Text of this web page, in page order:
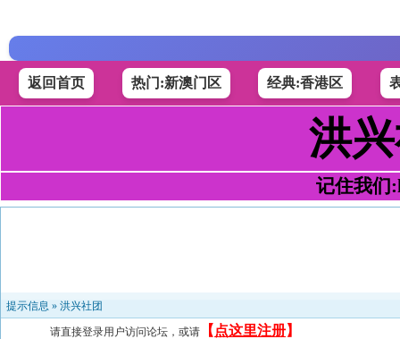
返回首页 热门:新澳门区 经典:香港区
洪
记住我们
提示信息 » 洪兴社团
请直接登录用户访问论坛，或请 【 点这里注册】